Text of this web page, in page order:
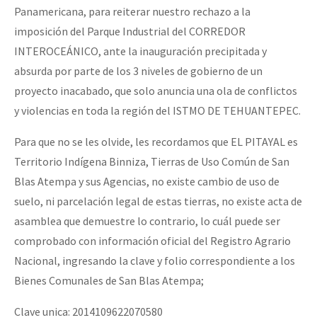
Panamericana, para reiterar nuestro rechazo a la
imposición del Parque Industrial del CORREDOR
INTEROCEÁNICO, ante la inauguración precipitada y
absurda por parte de los 3 niveles de gobierno de un
proyecto inacabado, que solo anuncia una ola de conflictos
y violencias en toda la región del ISTMO DE TEHUANTEPEC.
Para que no se les olvide, les recordamos que EL PITAYAL es
Territorio Indígena Binniza, Tierras de Uso Común de San
Blas Atempa y sus Agencias, no existe cambio de uso de
suelo, ni parcelación legal de estas tierras, no existe acta de
asamblea que demuestre lo contrario, lo cuál puede ser
comprobado con información oficial del Registro Agrario
Nacional, ingresando la clave y folio correspondiente a los
Bienes Comunales de San Blas Atempa;
Clave unica: 2014109622070580